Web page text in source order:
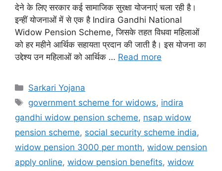
देने के लिए सरकार कई सामाजिक सुरक्षा योजनाएं चला रही है।
इन्हीं योजनाओं में से एक है Indira Gandhi National
Widow Pension Scheme, जिसके तहत विधवा महिलाओं
को हर महीने आर्थिक सहायता प्रदान की जाती है। इस योजना का
उद्देश्य उन महिलाओं को आर्थिक … Read more
Categories
Sarkari Yojana
Tags
government scheme for widows, indira
gandhi widow pension scheme, nsap widow
pension scheme, social security scheme india,
widow pension 3000 per month, widow pension
apply online, widow pension benefits, widow